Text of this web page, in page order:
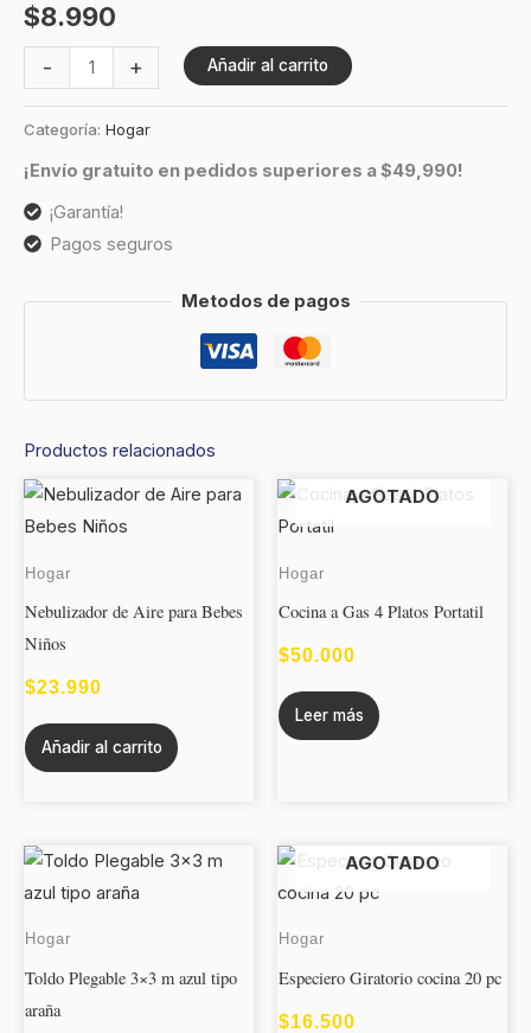
$8.990
- + Añadir al carrito
Categoría: Hogar
¡Envío gratuito en pedidos superiores a $49,990!
¡Garantía!
Pagos seguros
Metodos de pagos
Productos relacionados
Hogar
Nebulizador de Aire para Bebes
Niños
$23.990
Añadir al carrito
AGOTADO
Hogar
Cocina a Gas 4 Platos Portatil
$50.000
Leer más
Hogar
Toldo Plegable 3×3 m azul tipo
araña
AGOTADO
Hogar
Especiero Giratorio cocina 20 pc
$16.500